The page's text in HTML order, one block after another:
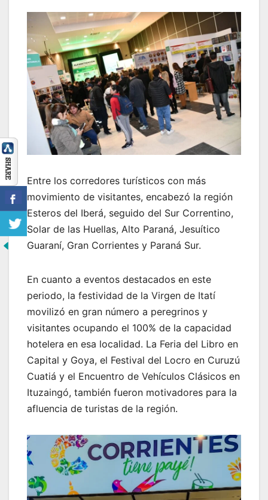
Entre los corredores turísticos con más
movimiento de visitantes, encabezó la región
Esteros del Iberá, seguido del Sur Correntino,
Solar de las Huellas, Alto Paraná, Jesuítico
Guaraní, Gran Corrientes y Paraná Sur.
En cuanto a eventos destacados en este
periodo, la festividad de la Virgen de Itatí
movilizó en gran número a peregrinos y
visitantes ocupando el 100% de la capacidad
hotelera en esa localidad. La Feria del Libro en
Capital y Goya, el Festival del Locro en Curuzú
Cuatiá y el Encuentro de Vehículos Clásicos en
Ituzaingó, también fueron motivadores para la
afluencia de turistas de la región.